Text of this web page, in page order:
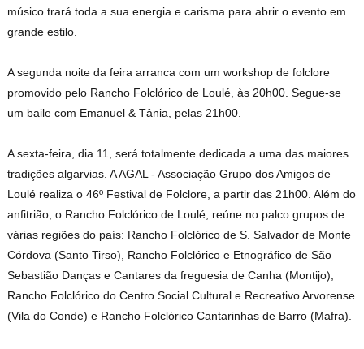
músico trará toda a sua energia e carisma para abrir o evento em
grande estilo.
A segunda noite da feira arranca com um workshop de folclore
promovido pelo Rancho Folclórico de Loulé, às 20h00. Segue-se
um baile com Emanuel & Tânia, pelas 21h00.
A sexta-feira, dia 11, será totalmente dedicada a uma das maiores
tradições algarvias. A AGAL - Associação Grupo dos Amigos de
Loulé realiza o 46º Festival de Folclore, a partir das 21h00. Além do
anfitrião, o Rancho Folclórico de Loulé, reúne no palco grupos de
várias regiões do país: Rancho Folclórico de S. Salvador de Monte
Córdova (Santo Tirso), Rancho Folclórico e Etnográfico de São
Sebastião Danças e Cantares da freguesia de Canha (Montijo),
Rancho Folclórico do Centro Social Cultural e Recreativo Arvorense
(Vila do Conde) e Rancho Folclórico Cantarinhas de Barro (Mafra).